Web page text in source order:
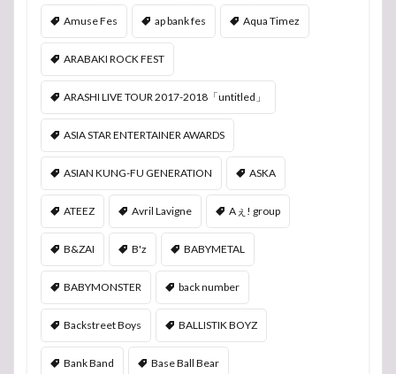
Amuse Fes ap bank fes Aqua Timez
ARABAKI ROCK FEST
ARASHI LIVE TOUR 2017-2018「untitled」
ASIA STAR ENTERTAINER AWARDS
ASIAN KUNG-FU GENERATION ASKA
ATEEZ Avril Lavigne Aぇ! group
B&ZAI B'z BABYMETAL
BABYMONSTER back number
Backstreet Boys BALLISTIK BOYZ
Bank Band Base Ball Bear